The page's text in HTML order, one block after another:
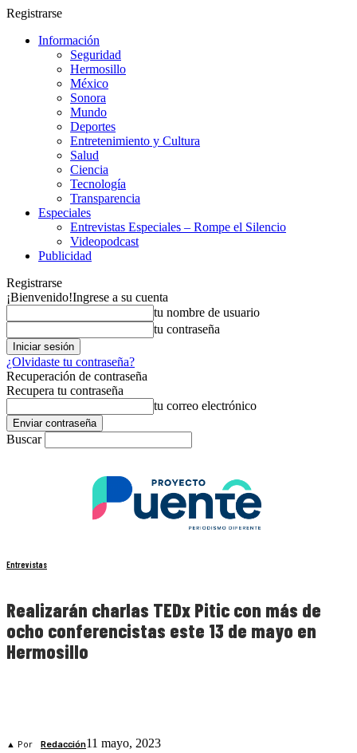
Registrarse
Información
Seguridad
Hermosillo
México
Sonora
Mundo
Deportes
Entretenimiento y Cultura
Salud
Ciencia
Tecnología
Transparencia
Especiales
Entrevistas Especiales – Rompe el Silencio
Videopodcast
Publicidad
Registrarse
¡Bienvenido!Ingrese a su cuenta
tu nombre de usuario
tu contraseña
¿Olvidaste tu contraseña?
Recuperación de contraseña
Recupera tu contraseña
tu correo electrónico
Buscar
Entrevistas
Realizarán charlas TEDx Pitic con más de
ocho conferencistas este 13 de mayo en
Hermosillo
▲ Por Redacción11 mayo, 2023